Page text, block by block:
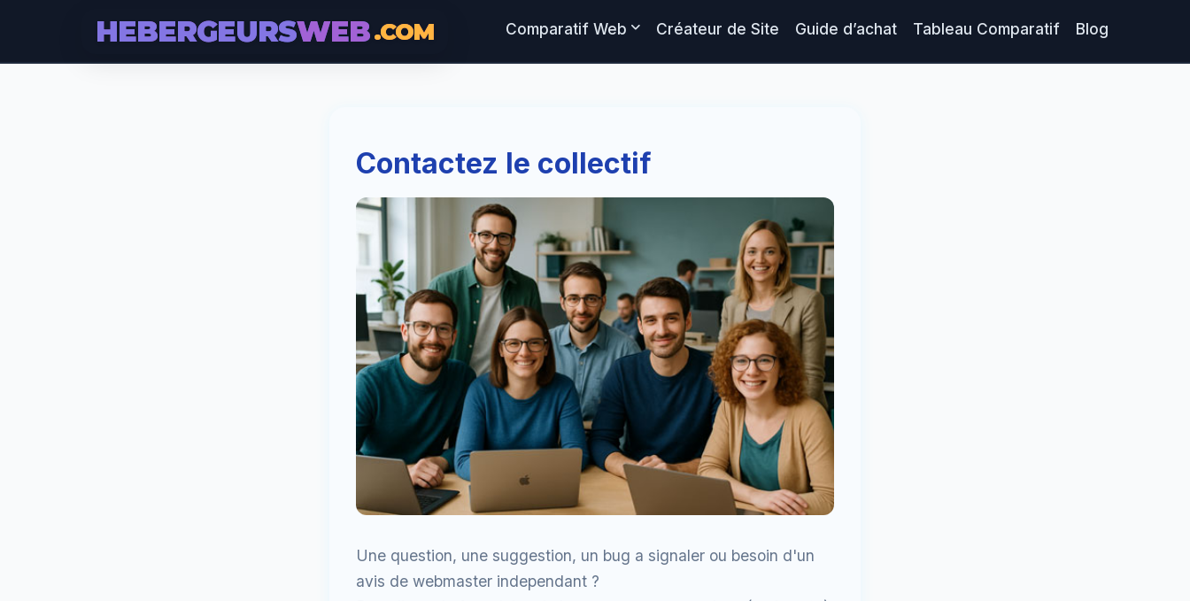
HEBERGEURSWEB.COM Comparatif Web Créateur de Site Guide d’achat Tableau Comparatif Blog
Contactez le collectif
Une question, une suggestion, un bug a signaler ou besoin d'un
avis de webmaster independant ?